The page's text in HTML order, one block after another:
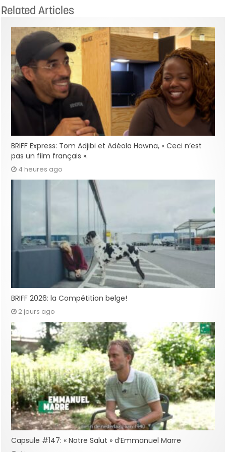
Related Articles
BRIFF Express: Tom Adjibi et Adéola Hawna, « Ceci n’est
pas un film français ».
4 heures ago
BRIFF 2026: la Compétition belge!
2 jours ago
Capsule #147: « Notre Salut » d’Emmanuel Marre